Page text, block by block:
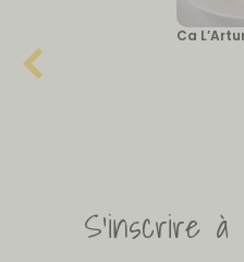
Ca
S'inscrire à